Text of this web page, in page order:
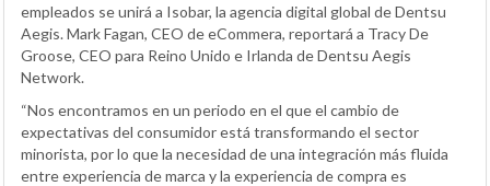
empleados se unirá a Isobar, la agencia digital global de Dentsu
Aegis. Mark Fagan, CEO de eCommera, reportará a Tracy De
Groose, CEO para Reino Unido e Irlanda de Dentsu Aegis
Network.
“Nos encontramos en un periodo en el que el cambio de
expectativas del consumidor está transformando el sector
minorista, por lo que la necesidad de una integración más fluida
entre experiencia de marca y la experiencia de compra es